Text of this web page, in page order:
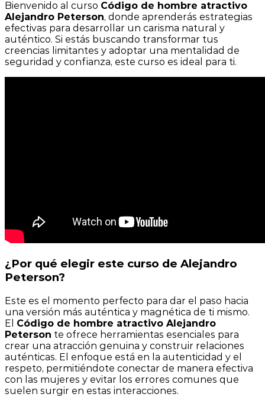
Bienvenido al curso Código de hombre atractivo
Alejandro Peterson, donde aprenderás estrategias
efectivas para desarrollar un carisma natural y
auténtico. Si estás buscando transformar tus
creencias limitantes y adoptar una mentalidad de
seguridad y confianza, este curso es ideal para ti.
¿Por qué elegir este curso de Alejandro
Peterson?
Este es el momento perfecto para dar el paso hacia
una versión más auténtica y magnética de ti mismo.
El Código de hombre atractivo Alejandro
Peterson te ofrece herramientas esenciales para
crear una atracción genuina y construir relaciones
auténticas. El enfoque está en la autenticidad y el
respeto, permitiéndote conectar de manera efectiva
con las mujeres y evitar los errores comunes que
suelen surgir en estas interacciones.